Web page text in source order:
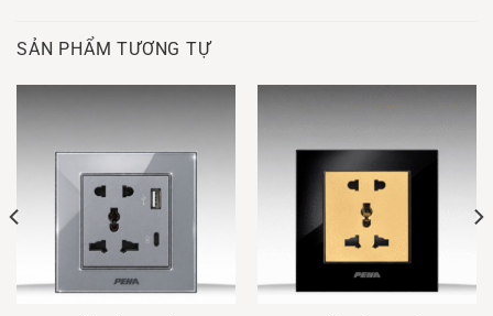
SẢN PHẨM TƯƠNG TỰ